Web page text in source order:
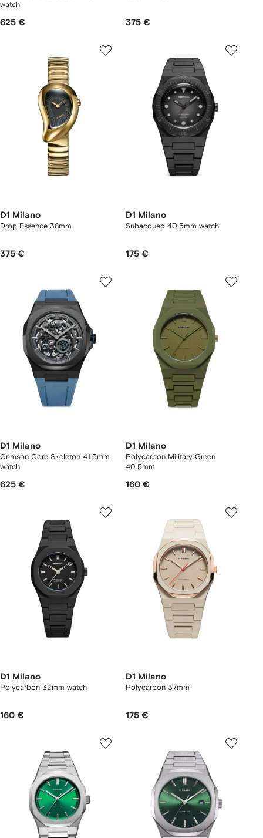
watch
625 € 375 €
D1 Milano
Drop Essence 38mm
375 €
D1 Milano
Subacqueo 40.5mm watch
175 €
D1 Milano
Crimson Core Skeleton 41.5mm
watch
625 €
D1 Milano
Polycarbon Military Green
40.5mm
160 €
D1 Milano
Polycarbon 32mm watch
160 €
D1 Milano
Polycarbon 37mm
175 €